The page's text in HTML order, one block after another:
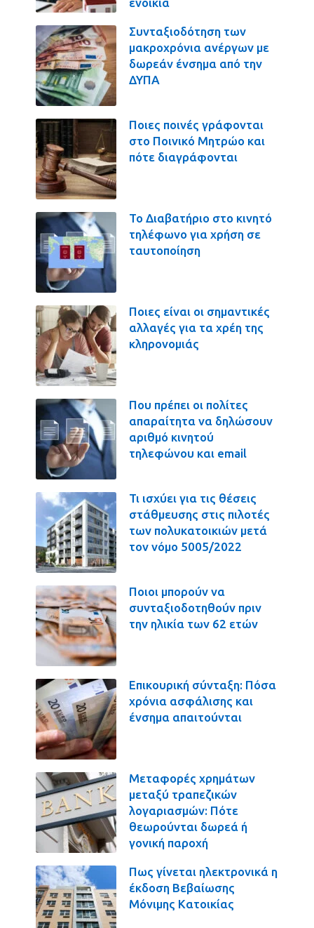
ενοίκια
Συνταξιοδότηση των
μακροχρόνια ανέργων με
δωρεάν ένσημα από την
ΔΥΠΑ
Ποιες ποινές γράφονται
στο Ποινικό Μητρώο και
πότε διαγράφονται
Το Διαβατήριο στο κινητό
τηλέφωνο για χρήση σε
ταυτοποίηση
Ποιες είναι οι σημαντικές
αλλαγές για τα χρέη της
κληρονομιάς
Που πρέπει οι πολίτες
απαραίτητα να δηλώσουν
αριθμό κινητού
τηλεφώνου και email
Τι ισχύει για τις θέσεις
στάθμευσης στις πιλοτές
των πολυκατοικιών μετά
τον νόμο 5005/2022
Ποιοι μπορούν να
συνταξιοδοτηθούν πριν
την ηλικία των 62 ετών
Επικουρική σύνταξη: Πόσα
χρόνια ασφάλισης και
ένσημα απαιτούνται
Μεταφορές χρημάτων
μεταξύ τραπεζικών
λογαριασμών: Πότε
θεωρούνται δωρεά ή
γονική παροχή
Πως γίνεται ηλεκτρονικά η
έκδοση Βεβαίωσης
Μόνιμης Κατοικίας